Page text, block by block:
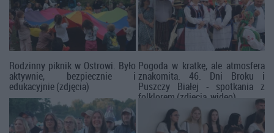
Rodzinny piknik w Ostrowi. Było
aktywnie, bezpiecznie i
edukacyjnie (zdjęcia)
Pogoda w kratkę, ale atmosfera
znakomita. 46. Dni Broku i
Puszczy Białej - spotkania z
folklorem (zdjęcia, wideo)